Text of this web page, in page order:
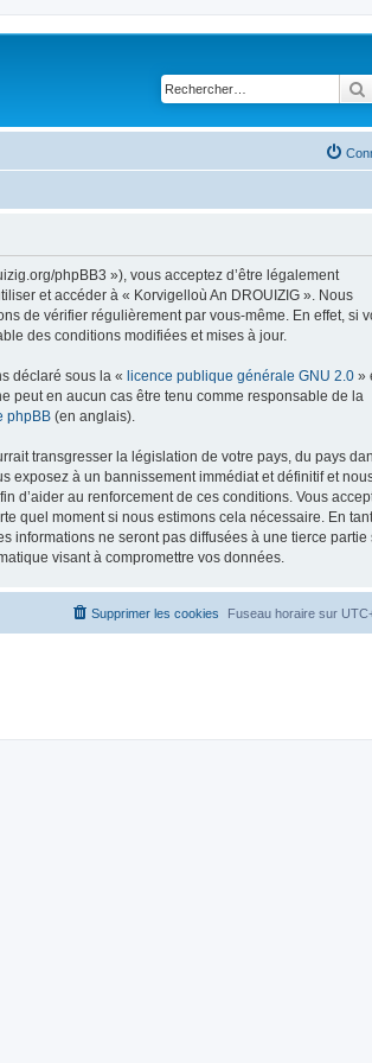
phpBB3 »), vous acceptez d’être légalement
et accéder à « Korvigelloù An DROUIZIG ». Nous
de vérifier régulièrement par vous-même. En effet, si
des conditions modifiées et mises à jour.
déclaré sous la « licence publique générale GNU 2.0 »
peut en aucun cas être tenu comme responsable de la
phpBB (en anglais).
transgresser la législation de votre pays, du pays
exposez à un bannissement immédiat et définitif et
d’aider au renforcement de ces conditions. Vous
quel moment si nous estimons cela nécessaire. En tant
informations ne seront pas diffusées à une tierce partie
visant à compromettre vos données.
Fuseau horaire sur
Supprimer les cookies